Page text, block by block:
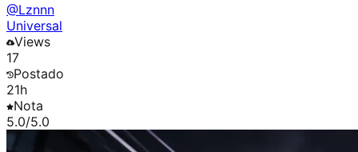
@Lznnn
Universal
Views
17
Postado
21h
Nota
5.0/5.0